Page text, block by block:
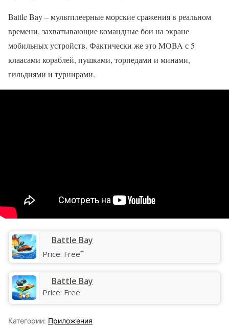
Battle Bay – мультплеерные морские сражения в реальном
времени, захватывающие командные бои на экране
мобильных устройств. Фактически же это MOBA с 5
клаасами кораблей, пушками, торпедами и минами,
гильдиями и турнирами.
‎Battle Bay
Price: Free+
Battle Bay
Price: Free
Категории: Приложения